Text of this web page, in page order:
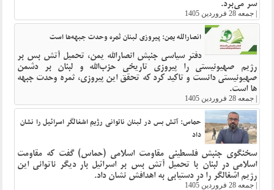
سر می‌برد.
جمعه 28 فروردین 1405
انصارالله یمن: پیروزی لبنان ثمره وحدت جبهه‌ها است
دفتر سیاسی جنبش انصارالله یمن، تحمیل آتش بس بر
رژیم صهیونیستی را پیروزی تاریخی حزب‌الله و لبنان بر دشمن
صهیونیستی دانست و تاکید کرد که تحقق این پیروزی، ثمره وحدت جبهه
ها است.
جمعه 28 فروردین 1405
حماس: آتش بس در لبنان ناتوانی رژیم اشغالگر اسرائیل را نشان
داد
سخنگوی جنبش فلسطینی مقاومت اسلامی (حماس) گفت که مقاومت
اسلامی در لبنان با تحمیل آتش بس بر اسرائیل بار دیگر ناتوانی این
رژیم اشغالگر را در دستیابی به اهدافش نشان داد.
جمعه 28 فروردین 1405